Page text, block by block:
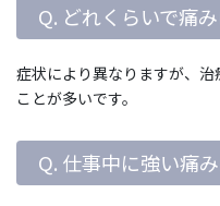
Q. どれくらいで痛
症状により異なりますが、
ことが多いです。
Q. 仕事中に強い痛